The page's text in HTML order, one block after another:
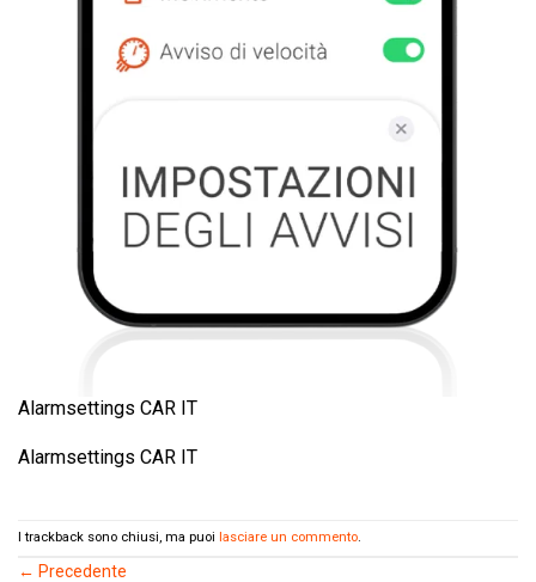
Alarmsettings CAR IT
Alarmsettings CAR IT
I trackback sono chiusi, ma puoilasciare un commento.
← Precedente